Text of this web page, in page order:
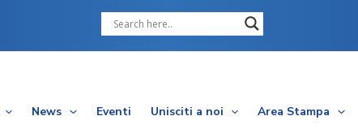
News Eventi Unisciti a noi Area Stampa